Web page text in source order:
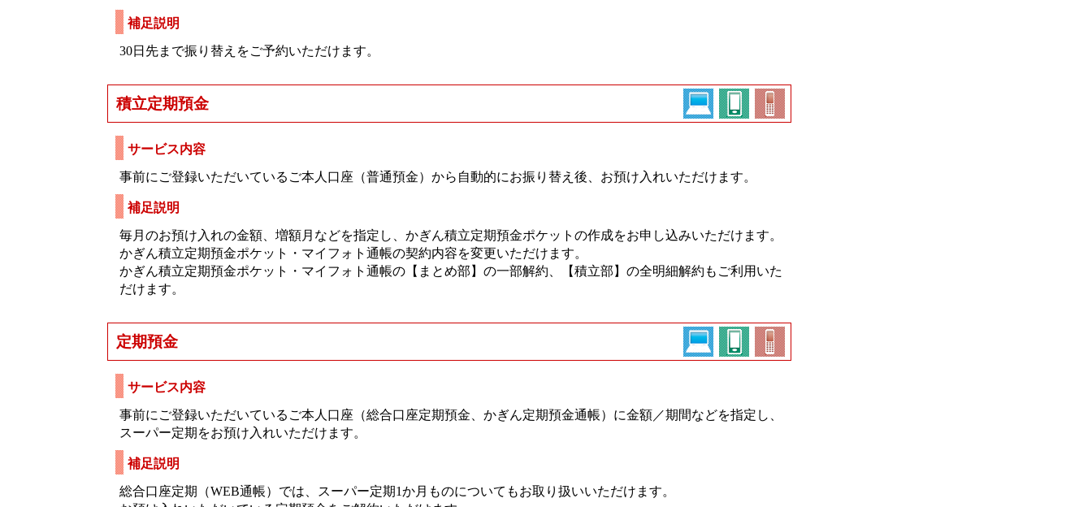
補足説明
30日先まで振り替えをご予約いただけます。
積立定期預金
サービス内容
事前にご登録いただいているご本人口座（普通預金）から自動的にお振り替え後、お預け入れいただけます。
補足説明
毎月のお預け入れの金額、増額月などを指定し、かぎん積立定期預金ポケットの作成をお申し込みいただけます。
かぎん積立定期預金ポケット・マイフォト通帳の契約内容を変更いただけます。
かぎん積立定期預金ポケット・マイフォト通帳の【まとめ部】の一部解約、【積立部】の全明細解約もご利用いた
だけます。
定期預金
サービス内容
事前にご登録いただいているご本人口座（総合口座定期預金、かぎん定期預金通帳）に金額／期間などを指定し、
スーパー定期をお預け入れいただけます。
補足説明
総合口座定期（WEB通帳）では、スーパー定期1か月ものについてもお取り扱いいただけます。